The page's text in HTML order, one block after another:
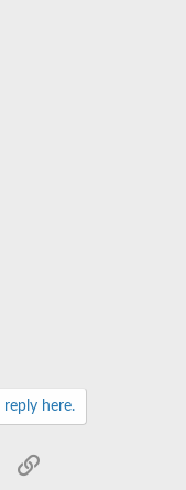
here.
Email